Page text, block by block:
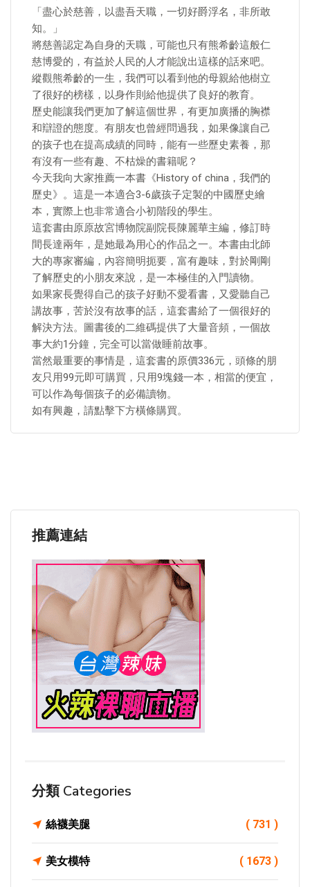
「盡心於慈善，以盡吾天職，一切好爵浮名，非所敢
知。」
將慈善認定為自身的天職，可能也只有熊希齡這般仁
慈博愛的，有益於人民的人才能說出這樣的話來吧。
縱觀熊希齡的一生，我們可以看到他的母親給他樹立
了很好的榜樣，以身作則給他提供了良好的教育。
歷史能讓我們更加了解這個世界，有更加廣播的胸襟
和辯證的態度。有朋友也曾經問過我，如果像讓自己
的孩子也在提高成績的同時，能有一些歷史素養，那
有沒有一些有趣、不枯燥的書籍呢？
今天我向大家推薦一本書《History of china，我們的
歷史》。這是一本適合3-6歲孩子定製的中國歷史繪
本，實際上也非常適合小初階段的學生。
這套書由原原故宮博物院副院長陳麗華主編，修訂時
間長達兩年，是她最為用心的作品之一。本書由北師
大的專家審編，內容簡明扼要，富有趣味，對於剛剛
了解歷史的小朋友來說，是一本極佳的入門讀物。
如果家長覺得自己的孩子好動不愛看書，又愛聽自己
講故事，苦於沒有故事的話，這套書給了一個很好的
解決方法。圖書後的二維碼提供了大量音頻，一個故
事大約1分鐘，完全可以當做睡前故事。
當然最重要的事情是，這套書的原價336元，頭條的朋
友只用99元即可購買，只用9塊錢一本，相當的便宜，
可以作為每個孩子的必備讀物。
如有興趣，請點擊下方橫條購買。
推薦連結
分類 Categories
絲襪美腿 ( 731 )
美女模特 ( 1673 )